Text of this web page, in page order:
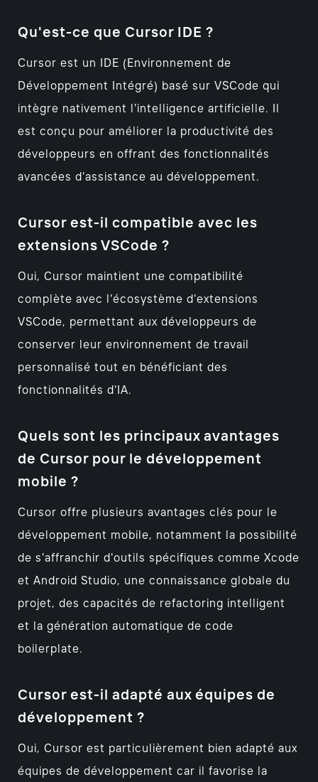
Qu'est-ce que Cursor IDE ?
Cursor est un IDE (Environnement de
Développement Intégré) basé sur VSCode qui
intègre nativement l'intelligence artificielle. Il
est conçu pour améliorer la productivité des
développeurs en offrant des fonctionnalités
avancées d'assistance au développement.
Cursor est-il compatible avec les
extensions VSCode ?
Oui, Cursor maintient une compatibilité
complète avec l'écosystème d'extensions
VSCode, permettant aux développeurs de
conserver leur environnement de travail
personnalisé tout en bénéficiant des
fonctionnalités d'IA.
Quels sont les principaux avantages
de Cursor pour le développement
mobile ?
Cursor offre plusieurs avantages clés pour le
développement mobile, notamment la possibilité
de s'affranchir d'outils spécifiques comme Xcode
et Android Studio, une connaissance globale du
projet, des capacités de refactoring intelligent
et la génération automatique de code
boilerplate.
Cursor est-il adapté aux équipes de
développement ?
Oui, Cursor est particulièrement bien adapté aux
équipes de développement car il favorise la